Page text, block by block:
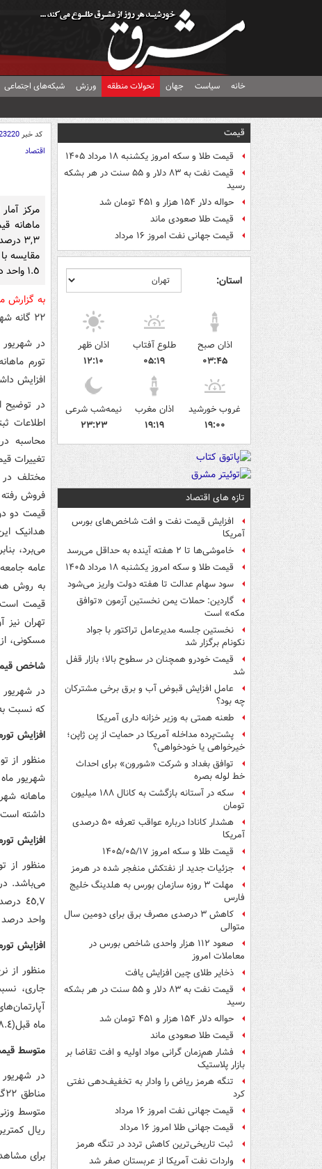
خانه سیاست جهان تحولات منطقه ورزش شبکه‌های اجتماعی
قیمت
قیمت طلا و سکه امروز یکشنبه ۱۸ مرداد ۱۴۰۵
قیمت نفت به ۸۳ دلار و ۵۵ سنت در هر بشکه
رسید
حواله دلار ۱۵۴ هزار و ۴۵۱ تومان شد
قیمت طلا صعودی ماند
قیمت جهانی نفت امروز ۱۶ مرداد
استان:
اذان صبح
۰۳:۴۵
طلوع آفتاب
۰۵:۱۹
اذان ظهر
۱۲:۱۰
غروب خورشید
۱۹:۰۰
اذان مغرب
۱۹:۱۹
نیمه‌شب شرعی
۲۳:۲۳
تازه های اقتصاد
افزایش قیمت نفت و افت شاخص‌های بورس
آمریکا
خاموشی‌ها تا ۲ هفته آینده به حداقل می‌رسد
قیمت طلا و سکه امروز یکشنبه ۱۸ مرداد ۱۴۰۵
سود سهام عدالت تا هفته دولت واریز می‌شود
گاردین: حملات یمن نخستین آزمون «توافق
مکه» است
نخستین جلسه مدیرعامل تراکتور با جواد
نکونام برگزار شد
قیمت خودرو همچنان در سطوح بالا؛ بازار قفل
شد
عامل افزایش قبوض آب و برق برخی مشترکان
چه بود؟
طعنه همتی به وزیر خزانه داری آمریکا
پشت‌پرده مداخله آمریکا در حمایت از یِن ژاپن؛
خیرخواهی یا خودخواهی؟
توافق بغداد و شرکت «شورون» برای احداث
خط لوله بصره
سکه در آستانه بازگشت به کانال ۱۸۸ میلیون
تومان
هشدار کانادا درباره عواقب تعرفه ۵۰ درصدی
آمریکا
قیمت طلا و سکه امروز ۱۴۰۵/۰۵/۱۷
جزئیات جدید از نفتکش منفجر شده در هرمز
مهلت ۳ روزه سازمان بورس به هلدینگ خلیج
فارس
کاهش ۳ درصدی مصرف برق برای دومین سال
متوالی
صعود ۱۱۲ هزار واحدی شاخص بورس در
معاملات امروز
ذخایر طلای چین افزایش یافت
قیمت نفت به ۸۳ دلار و ۵۵ سنت در هر بشکه
رسید
حواله دلار ۱۵۴ هزار و ۴۵۱ تومان شد
قیمت طلا صعودی ماند
فشار هم‌زمان گرانی مواد اولیه و افت تقاضا بر
بازار پلاستیک
تنگه هرمز ریاض را وادار به تخفیف‌دهی نفتی
کرد
قیمت جهانی نفت امروز ۱۶ مرداد
قیمت جهانی طلا امروز ۱۶ مرداد
ثبت تاریخی‌ترین کاهش تردد در تنگه هرمز
واردات نفت آمریکا از عربستان صفر شد
کد خبر
اقتصاد
ماهانه
٣,٣
١.٥ واحد درصد افزایش داشته است.
به گزارش
٢٢ گانه شهر تهران شهریور ماه ١٤٠١ (فروردین ١٤٠٠=١٠٠) منتشر شد.
افزایش
در توضیح
اطلاعات
محاسبه
تغییرات
مختلف در
فروش رفته
قیمت دو
هدانیک
می‌برد،
عامه
به روش
قیمت
تهران
مسکونی،
شاخص قیمت
که نسبت به ماه قبل
افزایش
منظور از
داشته
افزایش
منظور از
واحد
افزایش
منظور از
ماه قبل(٢٨.٤ درصد)، ١.٩ واحد درصد افزایش داشته است.
متوسط قیمت
ریال کمترین قیمت را
برای